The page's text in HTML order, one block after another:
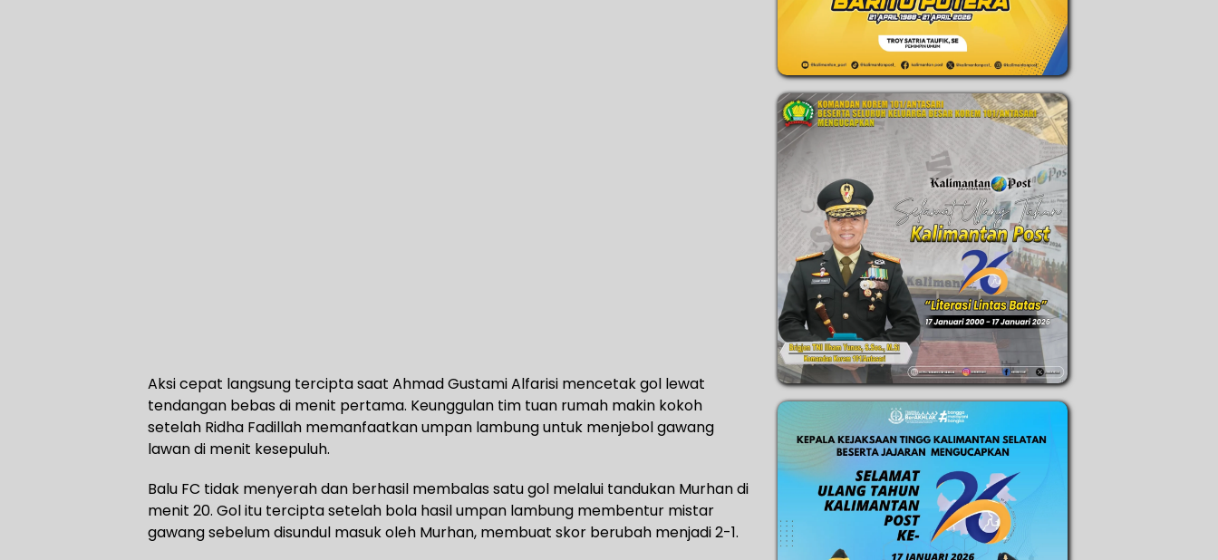
Aksi cepat langsung tercipta saat Ahmad Gustami Alfarisi mencetak gol lewat
tendangan bebas di menit pertama. Keunggulan tim tuan rumah makin kokoh
setelah Ridha Fadillah memanfaatkan umpan lambung untuk menjebol gawang
lawan di menit kesepuluh.
Balu FC tidak menyerah dan berhasil membalas satu gol melalui tandukan Murhan di
menit 20. Gol itu tercipta setelah bola hasil umpan lambung membentur mistar
gawang sebelum disundul masuk oleh Murhan, membuat skor berubah menjadi 2-1.